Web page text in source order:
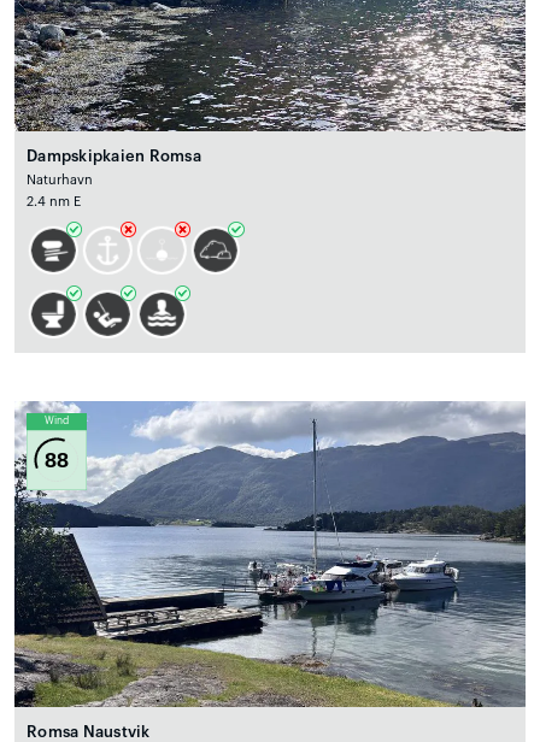
Dampskipkaien Romsa
Naturhavn
2.4 nm E
Wind
88
Romsa Naustvik